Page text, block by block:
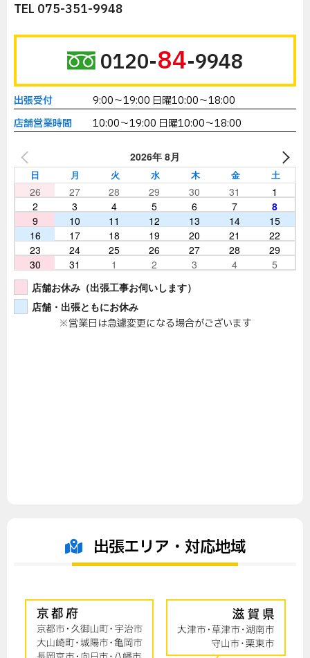
TEL 075-351-9948
0120-84-9948
出張受付
9:00～19:00 日曜10:00～18:00
店舗営業時間
10:00～19:00 日曜10:00～18:00
2026年 8月
日 月 火 水 木 金 土
26 27 28 29 30 31
1
2
3 4 5 6 7
8
9
10 11 12 13 14
15
16
17 18 19 20 21
22
23
24 25 26 27 28
29
30
31 1 2 3 4
5
店舗お休み（出張工事お伺いします）
店舗・出張ともにお休み
※営業日は急遽変更になる場合がございます
出張エリア・対応地域